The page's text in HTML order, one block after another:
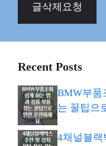
글삭제요청
Recent Posts
BMW부품
는 꿀팁으
4채널블랙